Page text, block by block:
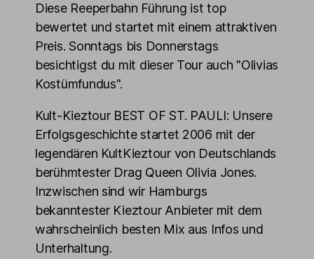
Diese Reeperbahn Führung ist top
bewertet und startet mit einem attraktiven
Preis. Sonntags bis Donnerstags
besichtigst du mit dieser Tour auch "Olivias
Kostümfundus".
Kult-Kieztour BEST OF ST. PAULI: Unsere
Erfolgsgeschichte startet 2006 mit der
legendären KultKieztour von Deutschlands
berühmtester Drag Queen Olivia Jones.
Inzwischen sind wir Hamburgs
bekanntester Kieztour Anbieter mit dem
wahrscheinlich besten Mix aus Infos und
Unterhaltung.